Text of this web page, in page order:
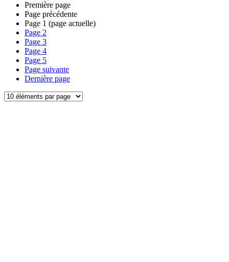
Première page
Page précédente
Page 1 (page actuelle)
Page 2
Page 3
Page 4
Page 5
Page suivante
Dernière page